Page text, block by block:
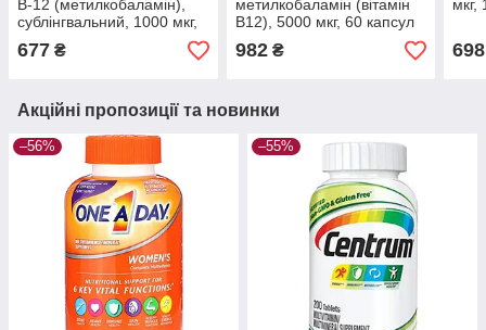
B-12 (метилкобаламін),
сублінгвальний, 1000 мкг,
677 ₴
метилкобаламін (вітамін
B12), 5000 мкг, 60 капсул
982₴
мкг,
698
Акційні пропозиції та новинки
–56% –55%